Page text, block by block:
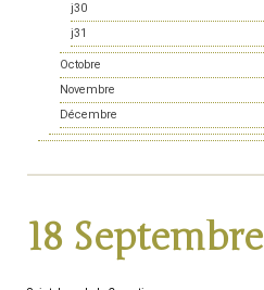
j30
j31
Octobre
Novembre
Décembre
18 Septembre